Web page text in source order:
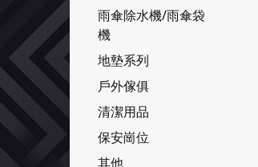
雨傘除水機/雨傘袋
機
地墊系列
戶外傢俱
清潔用品
保安崗位
其他